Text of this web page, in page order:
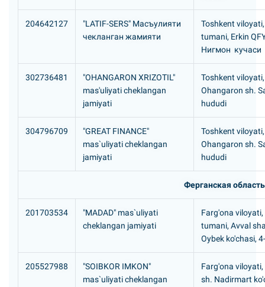
204642127
"LATIF-SERS" Масъулияти
чекланган жамияти
Toshkent
tumani, Erkin
Hигмон кучаси
302736481
"OHANGARON XRIZOTIL"
mas'uliyati cheklangan
jamiyati
Toshkent viloyati,
Ohangaron sh.
hududi
304796709
"GREAT FINANCE"
mas`uliyati cheklangan
jamiyati
Toshkent viloyati,
Ohangaron sh.
hududi
Ферганская область
201703534
"MADAD" mas`uliyati
cheklangan jamiyati
Farg'ona
tumani, Avval
Oybek ko'chasi,
205527988
"SOIBKOR IMKON"
mas`uliyati cheklangan
Farg'ona
sh. Nadirmart